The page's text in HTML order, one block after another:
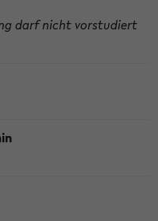
darf nicht vorstudiert